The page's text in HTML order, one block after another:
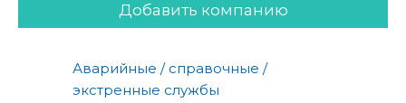
Добавить компанию
Аварийные / справочные /
экстренные службы